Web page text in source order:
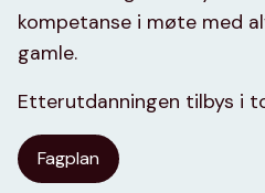
kompetanse i møte med
gamle.
Etterutdanningen tilbys i
Fagplan